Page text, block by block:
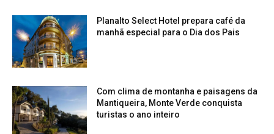
Planalto Select Hotel prepara café da
manhã especial para o Dia dos Pais
Com clima de montanha e paisagens da
Mantiqueira, Monte Verde conquista
turistas o ano inteiro